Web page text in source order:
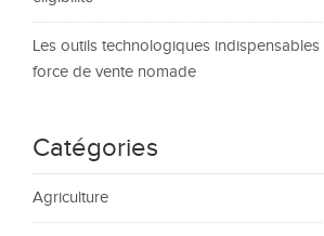
Les outils technologiques
force de vente nomade
Catégories
Agriculture